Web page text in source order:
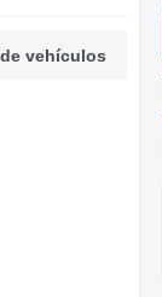
vehículos